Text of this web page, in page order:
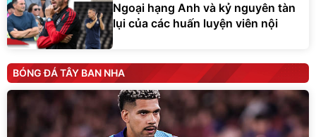
Ngoại hạng Anh và kỷ nguyên tàn
lụi của các huấn luyện viên nội
BÓNG ĐÁ TÂY BAN NHA